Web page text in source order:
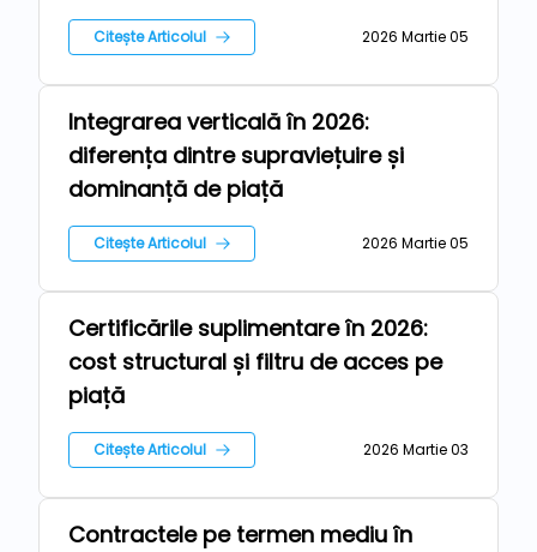
sărbătorește 5 ani și depășește 2
milioane de membri activi
Citește Articolul 2026 Martie 05
Repere
Integrarea verticală în 2026:
diferența dintre supraviețuire și
dominanță de piață
Citește Articolul 2026 Martie 05
Repere
Certificările suplimentare în 2026:
cost structural și filtru de acces pe
piață
Citește Articolul 2026 Martie 03
Repere
Contractele pe termen mediu în